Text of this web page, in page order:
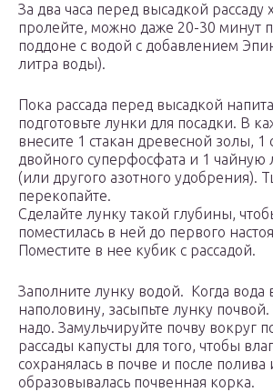
За два часа перед высадкой рассаду
пролейте, можно даже 20-30 минут
поддоне с водой с добавлением
литра воды).
Пока рассада перед высадкой
подготовьте лунки для посадки. В
внесите 1 стакан древесной золы, 1
двойного суперфосфата и 1
(или другого азотного удобрения).
перекопайте.
Сделайте лунку такой глубины,
поместилась в ней до первого
Поместите в нее кубик с рассадой.
Заполните лунку водой. Когда вода
наполовину, засыпьте лунку почвой.
надо. Замульчируйте почву вокруг
рассады капусты для того, чтобы
сохранялась в почве и после полива
образовывалась почвенная корка.